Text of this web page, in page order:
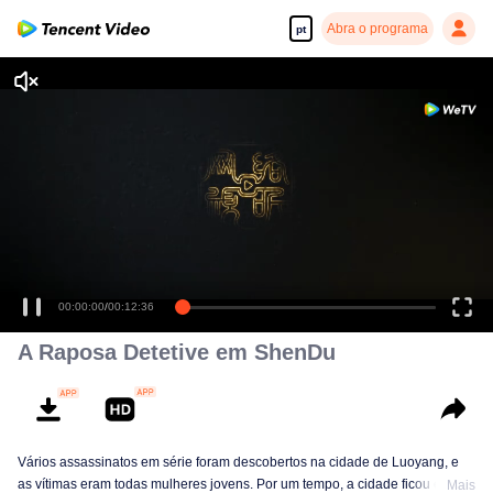
pt Abra o programa
00:00:00/00:12:36
A Raposa Detetive em ShenDu
Vários assassinatos em série foram descobertos na cidade de Luoyang, e
as vítimas eram todas mulheres jovens. Por um tempo, a cidade ficou emMais